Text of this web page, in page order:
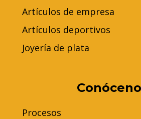
Artículos de empresa
Artículos deportivos
Joyería de plata
Procesos